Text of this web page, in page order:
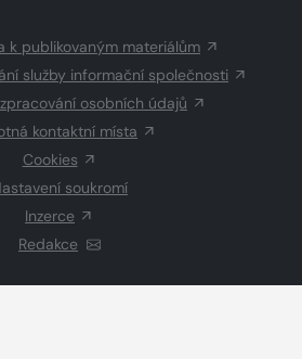
k publikovaným materiálům
služby informační společnosti
osobních údajů
kontaktní místa
Cookies
soukromí
Inzerce
Redakce